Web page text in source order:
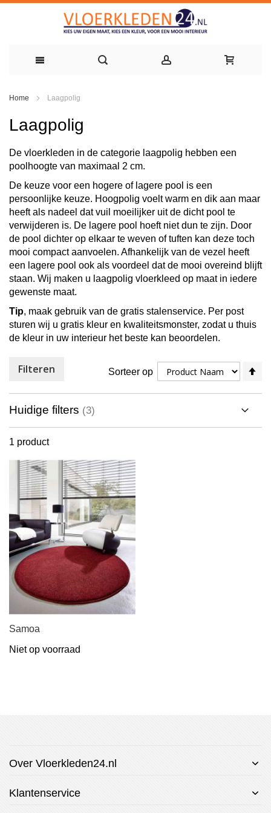
de
inhoud
Home Laagpolig
Laagpolig
De vloerkleden in de categorie laagpolig hebben een
poolhoogte van maximaal 2 cm.
De keuze voor een hogere of lagere pool is een
persoonlijke keuze. Hoogpolig voelt warm en dik aan maar
heeft als nadeel dat vuil moeilijker uit de dicht pool te
verwijderen is. De lagere pool hoeft niet dun te zijn. Door
de pool dichter op elkaar te weven of tuften kan deze toch
mooi compact aanvoelen. Afhankelijk van de vezel heeft
een lagere pool ook als voordeel dat de mooi overeind blijft
staan. Wij maken u laagpolig vloerkleed op maat in iedere
gewenste maat.
Tip, maak gebruik van de gratis stalenservice. Per post
sturen wij u gratis kleur en kwaliteitsmonster, zodat u thuis
de kleur in uw interieur het beste kan beoordelen.
1 product
Sorteer op
Samoa
Niet op voorraad
Filteren
Huidige filters
Over Vloerkleden24.nl
Klantenservice